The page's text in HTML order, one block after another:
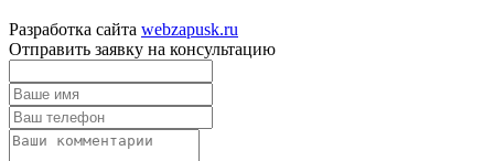
Разработка сайта webzapusk.ru
Отправить заявку на консультацию